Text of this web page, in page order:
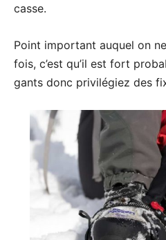
casse.
Point important auquel on
fois, c’est qu’il est fort
gants donc privilégiez des